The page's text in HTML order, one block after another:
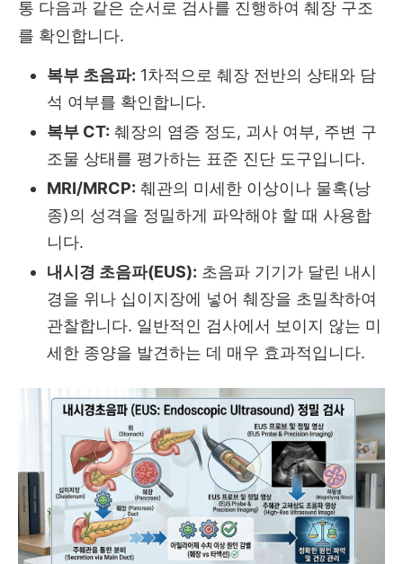
통 다음과 같은 순서로 검사를 진행하여 췌장 구조
를 확인합니다.
복부 초음파: 1차적으로 췌장 전반의 상태와 담
석 여부를 확인합니다.
복부 CT: 췌장의 염증 정도, 괴사 여부, 주변 구
조물 상태를 평가하는 표준 진단 도구입니다.
MRI/MRCP: 췌관의 미세한 이상이나 물혹(낭
종)의 성격을 정밀하게 파악해야 할 때 사용합
니다.
내시경 초음파(EUS): 초음파 기기가 달린 내시
경을 위나 십이지장에 넣어 췌장을 초밀착하여
관찰합니다. 일반적인 검사에서 보이지 않는 미
세한 종양을 발견하는 데 매우 효과적입니다.